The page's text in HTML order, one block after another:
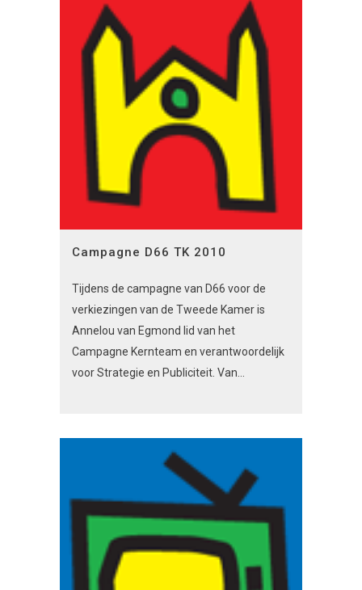
Campagne D66 TK 2010
Tijdens de campagne van D66 voor de
verkiezingen van de Tweede Kamer is
Annelou van Egmond lid van het
Campagne Kernteam en verantwoordelijk
voor Strategie en Publiciteit. Van...